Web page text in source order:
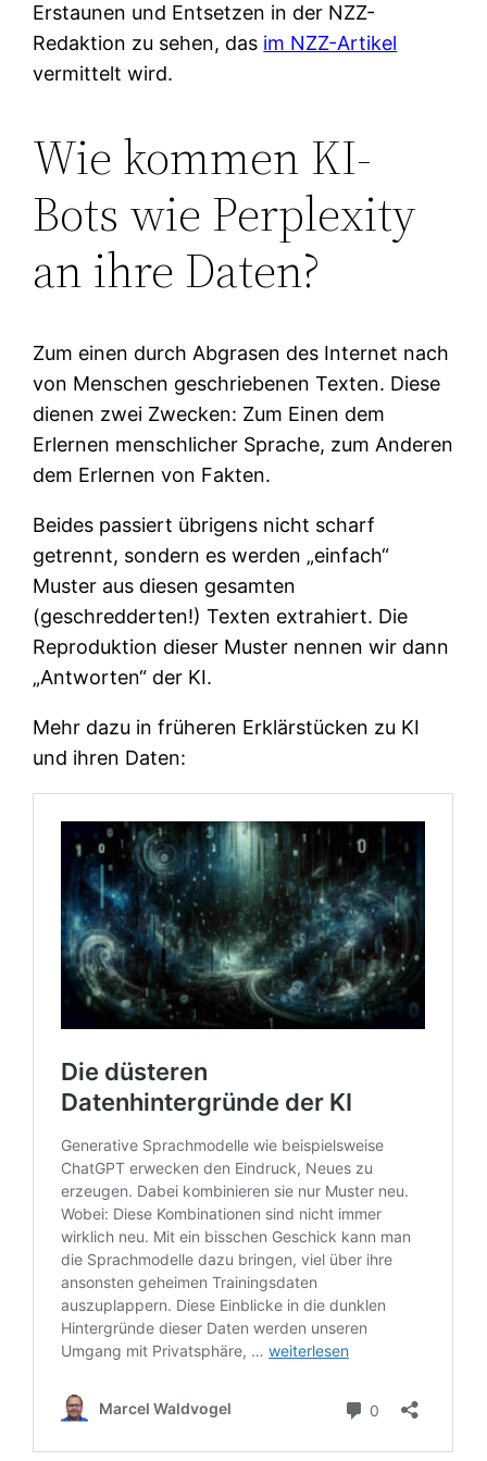
Erstaunen und Entsetzen in der NZZ-
Redaktion zu sehen, das im NZZ-Artikel
vermittelt wird.
Wie kommen KI-
Bots wie Perplexity
an ihre Daten?
Zum einen durch Abgrasen des Internet nach
von Menschen geschriebenen Texten. Diese
dienen zwei Zwecken: Zum Einen dem
Erlernen menschlicher Sprache, zum Anderen
dem Erlernen von Fakten.
Beides passiert übrigens nicht scharf
getrennt, sondern es werden „einfach“
Muster aus diesen gesamten
(geschredderten!) Texten extrahiert. Die
Reproduktion dieser Muster nennen wir dann
„Antworten“ der KI.
Mehr dazu in früheren Erklärstücken zu KI
und ihren Daten: